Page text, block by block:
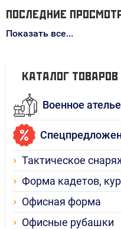
ПОСЛЕДНИЕ
Показать все...
КАТАЛОГ ТОВАРОВ
Военное ателье
Тактическое
Форма кадетов,
Офисная форма
Офисные рубашки